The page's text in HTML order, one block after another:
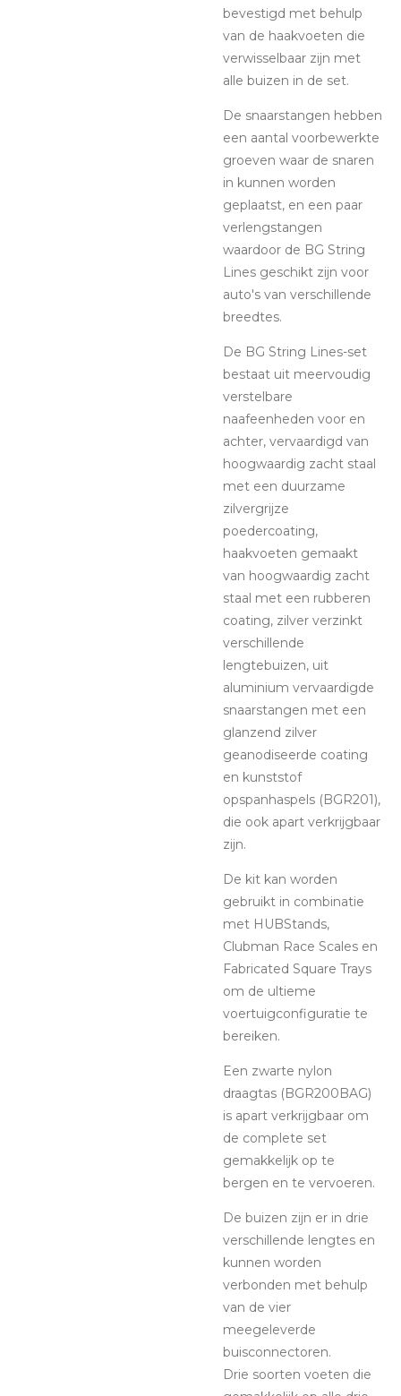
bevestigd met behulp
van de haakvoeten die
verwisselbaar zijn met
alle buizen in de set.
De snaarstangen hebben
een aantal voorbewerkte
groeven waar de snaren
in kunnen worden
geplaatst, en een paar
verlengstangen
waardoor de BG String
Lines geschikt zijn voor
auto's van verschillende
breedtes.
De BG String Lines-set
bestaat uit meervoudig
verstelbare
naafeenheden voor en
achter, vervaardigd van
hoogwaardig zacht staal
met een duurzame
zilvergrijze
poedercoating,
haakvoeten gemaakt
van hoogwaardig zacht
staal met een rubberen
coating, zilver verzinkt
verschillende
lengtebuizen, uit
aluminium vervaardigde
snaarstangen met een
glanzend zilver
geanodiseerde coating
en kunststof
opspanhaspels (BGR201),
die ook apart verkrijgbaar
zijn.
De kit kan worden
gebruikt in combinatie
met HUBStands,
Clubman Race Scales en
Fabricated Square Trays
om de ultieme
voertuigconfiguratie te
bereiken.
Een zwarte nylon
draagtas (BGR200BAG)
is apart verkrijgbaar om
de complete set
gemakkelijk op te
bergen en te vervoeren.
De buizen zijn er in drie
verschillende lengtes en
kunnen worden
verbonden met behulp
van de vier
meegeleverde
buisconnectoren.
Drie soorten voeten die